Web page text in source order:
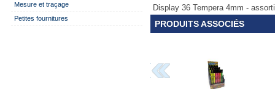
Mesure et traçage
Petites fournitures
Display 36 Tempera 4mm -
PRODUITS ASSOCIÉS